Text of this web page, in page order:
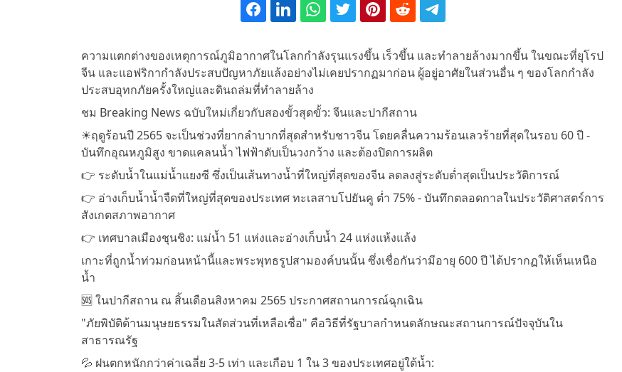
ความแตกต่างของเหตุการณ์ภูมิอากาศในโลกกำลังรุนแรงขึ้น เร็วขึ้น และทำลายล้างมากขึ้น ในขณะที่ยุโรป
จีน และแอฟริกากำลังประสบปัญหาภัยแล้งอย่างไม่เคยปรากฏมาก่อน ผู้อยู่อาศัยในส่วนอื่น ๆ ของโลกกำลัง
ประสบอุทกภัยครั้งใหญ่และดินถล่มที่ทำลายล้าง
ชม Breaking News ฉบับใหม่เกี่ยวกับสองขั้วสุดขั้ว: จีนและปากีสถาน
☀️ฤดูร้อนปี 2565 จะเป็นช่วงที่ยากลำบากที่สุดสำหรับชาวจีน โดยคลื่นความร้อนเลวร้ายที่สุดในรอบ 60 ปี -
บันทึกอุณหภูมิสูง ขาดแคลนน้ำ ไฟฟ้าดับเป็นวงกว้าง และต้องปิดการผลิต
👉 ระดับน้ำในแม่น้ำแยงซี ซึ่งเป็นเส้นทางน้ำที่ใหญ่ที่สุดของจีน ลดลงสู่ระดับต่ำสุดเป็นประวัติการณ์
👉 อ่างเก็บน้ำน้ำจืดที่ใหญ่ที่สุดของประเทศ ทะเลสาบโปยันคู ต่ำ 75% - บันทึกตลอดกาลในประวัติศาสตร์การ
สังเกตสภาพอากาศ
👉 เทศบาลเมืองชุนชิง: แม่น้ำ 51 แห่งและอ่างเก็บน้ำ 24 แห่งแห้งแล้ง
เกาะที่ถูกน้ำท่วมก่อนหน้านี้และพระพุทธรูปสามองค์บนนั้น ซึ่งเชื่อกันว่ามีอายุ 600 ปี ได้ปรากฏให้เห็นเหนือ
น้ำ
🆘 ในปากีสถาน ณ สิ้นเดือนสิงหาคม 2565 ประกาศสถานการณ์ฉุกเฉิน
"ภัยพิบัติด้านมนุษยธรรมในสัดส่วนที่เหลือเชื่อ" คือวิธีที่รัฐบาลกำหนดลักษณะสถานการณ์ปัจจุบันใน
สาธารณรัฐ
💦 ฝนตกหนักกว่าค่าเฉลี่ย 3-5 เท่า และเกือบ 1 ใน 3 ของประเทศอยู่ใต้น้ำ: